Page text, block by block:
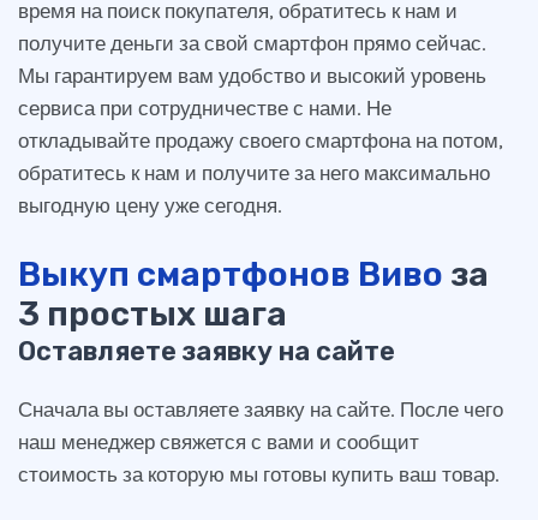
время на поиск покупателя, обратитесь к нам и
получите деньги за свой смартфон прямо сейчас.
Мы гарантируем вам удобство и высокий уровень
сервиса при сотрудничестве с нами. Не
откладывайте продажу своего смартфона на потом,
обратитесь к нам и получите за него максимально
выгодную цену уже сегодня.
Выкуп смартфонов Виво за
3 простых шага
Оставляете заявку на сайте
Сначала вы оставляете заявку на сайте. После чего
наш менеджер свяжется с вами и сообщит
стоимость за которую мы готовы купить ваш товар.